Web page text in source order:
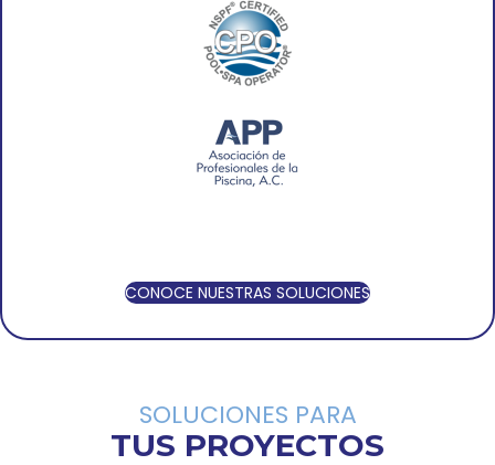
CONOCE NUESTRAS SOLUCIONES
SOLUCIONES PARA
TUS PROYECTOS